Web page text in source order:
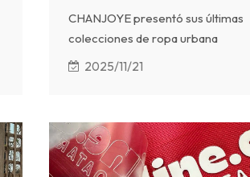
CHANJOYE presentó sus últimas
colecciones de ropa urbana
personalizada y soluciones de
a compradores internacionales
con diseños innovadores, una
confección de primera calidad y
2025/11/21